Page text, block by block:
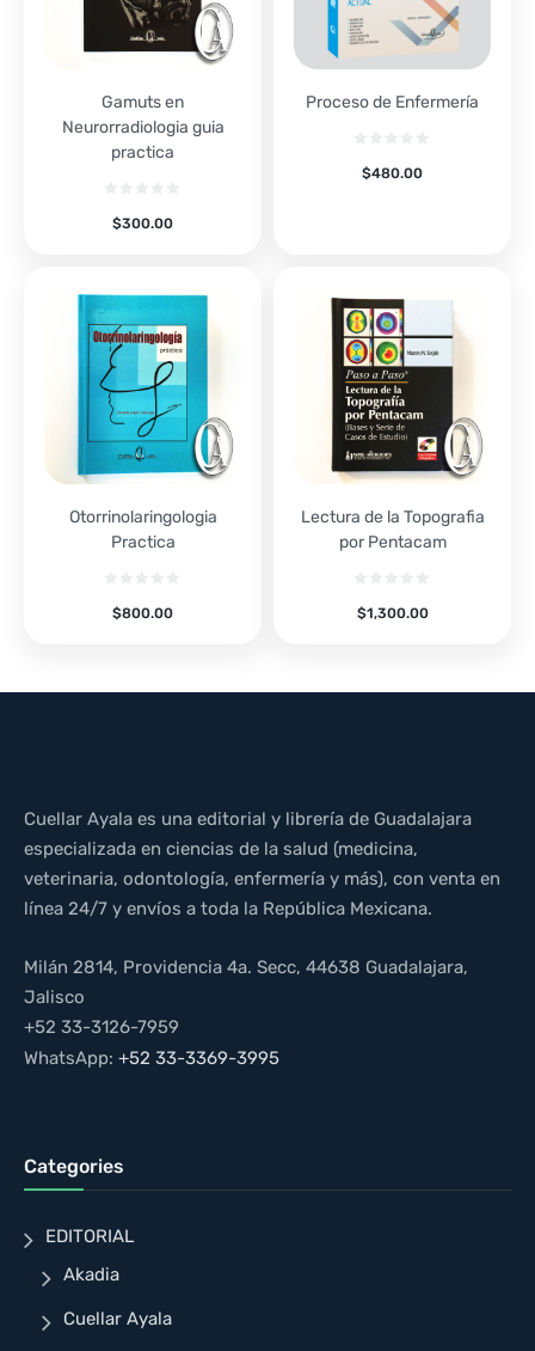
Gamuts en
Neurorradiologia guia
practica
$300.00
Proceso de Enfermería
$480.00
Otorrinolaringologia
Practica
$800.00
Lectura de la Topografia
por Pentacam
$1,300.00
Cuellar Ayala es una editorial y librería de Guadalajara
especializada en ciencias de la salud (medicina,
veterinaria, odontología, enfermería y más), con venta en
línea 24/7 y envíos a toda la República Mexicana.
Milán 2814, Providencia 4a. Secc, 44638 Guadalajara,
Jalisco
+52 33-3126-7959
WhatsApp: +52 33-3369-3995
Categories
EDITORIAL
Akadia
Cuellar Ayala